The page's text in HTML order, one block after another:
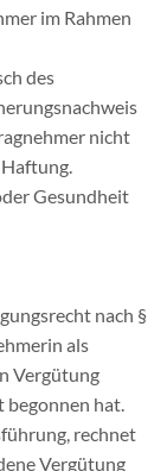
im Rahmen
des
nicht
Gesundheit
nach §
als
Vergütung
hat.
rechnet
Vergütung